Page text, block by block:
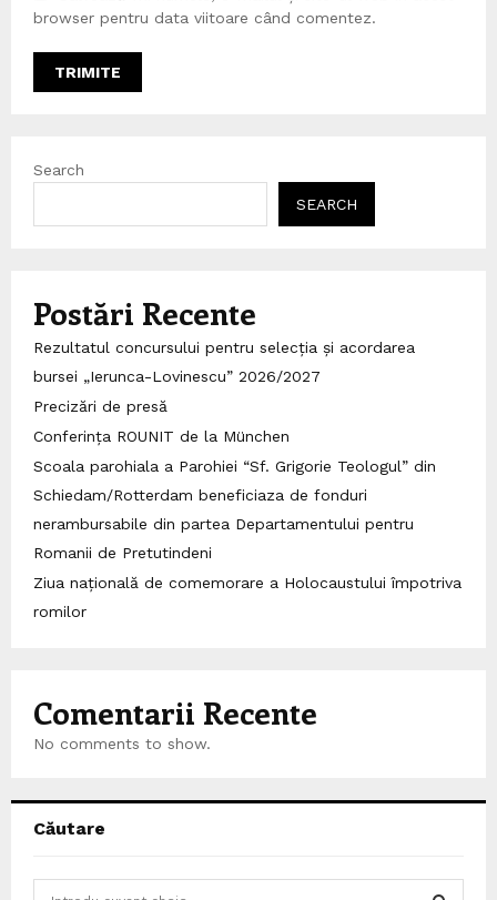
browser pentru data viitoare când comentez.
Search
SEARCH
Postări Recente
Rezultatul concursului pentru selecția și acordarea
bursei „Ierunca-Lovinescu” 2026/2027
Precizări de presă
Conferința ROUNIT de la München
Scoala parohiala a Parohiei “Sf. Grigorie Teologul” din
Schiedam/Rotterdam beneficiaza de fonduri
nerambursabile din partea Departamentului pentru
Romanii de Pretutindeni
Ziua națională de comemorare a Holocaustului împotriva
romilor
Comentarii Recente
No comments to show.
Căutare